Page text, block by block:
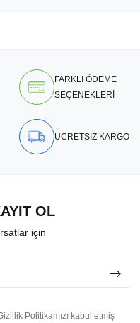
FARKLI ÖDEME
SEÇENEKLERİ
ÜCRETSİZ KARGO
OL
için
Politikamızı kabul etmiş